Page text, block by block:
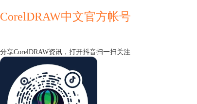
CorelDRAW中文官方帐号
分享CorelDRAW资讯，打开抖音扫一扫关注